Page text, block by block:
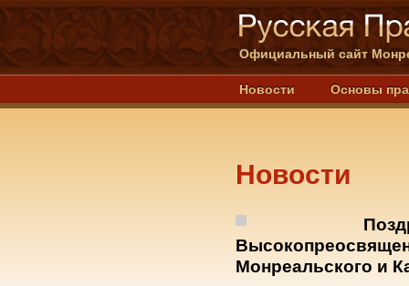
Официальный сайт
Новости Основы
Новости
Монреальского и